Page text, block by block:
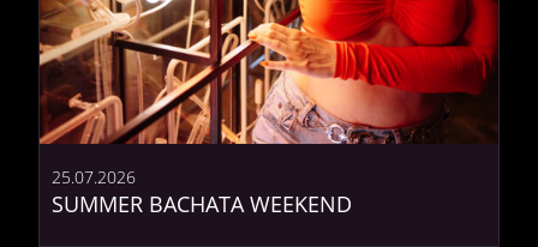
SUMMER BACHATA WEEKEND
25.07.2026